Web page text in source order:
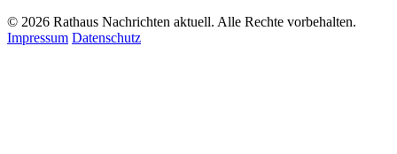
© 2026 Rathaus Nachrichten aktuell. Alle Rechte vorbehalten.
Impressum Datenschutz